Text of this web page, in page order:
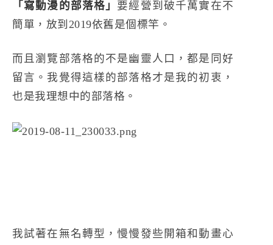
「寫動漫的部落格」 要經營到破千萬實在不
簡單，放到2019依舊是個標竿。
而且瀏覽部落格的不是幽靈人口，都是同好
留言。我覺得這樣的部落格才是我的初衷，
也是我理想中的部落格。
我試著在無名轉型，慢慢發些開箱和動畫心